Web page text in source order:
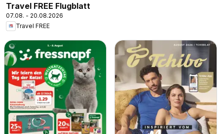
Travel FREE Flugblatt
07.08. - 20.08.2026
Travel FREE